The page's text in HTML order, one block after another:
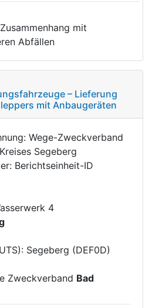
mit
Abfällen
– Lieferung
mit Anbaugeräten
Wege-Zweckverband
Segeberg
Berichtseinheit-ID
4
Segeberg (DEF0D)
Zweckverband Bad